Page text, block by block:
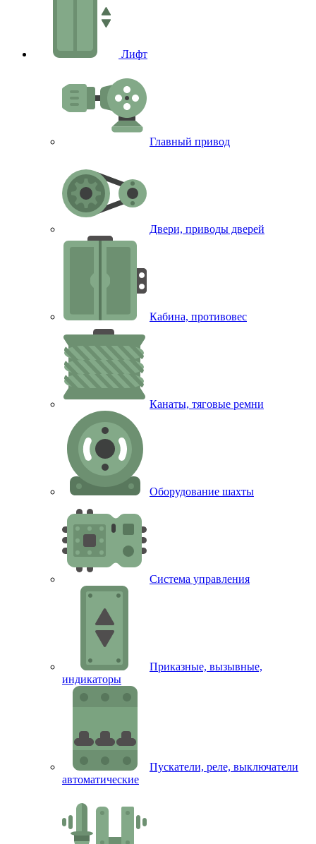
Лифт
Главный привод
Двери, приводы дверей
Кабина, противовес
Канаты, тяговые ремни
Оборудование шахты
Система управления
Приказные, вызывные,
индикаторы
Пускатели, реле, выключатели
автоматические